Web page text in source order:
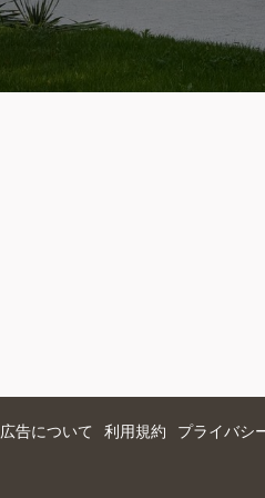
広告について 利用規約 プライバシ